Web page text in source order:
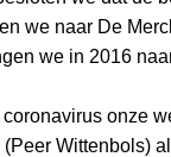
we naar De
we in 2016
coronavirus onze
Wittenbols)